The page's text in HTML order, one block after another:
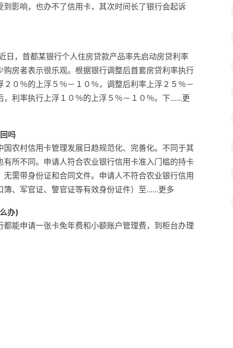
影响，也办不了信用卡，其次时间长了银行会起诉
日，首都某银行个人住房贷款产品率先启动房贷利率
房者表示很乐观。根据银行调整后首套房贷利率执行
０％的上浮５％－１０％，调整后利率上浮２５％－
利率执行上浮１０％的上浮５％－１０％。下......更
吗
农村信用卡管理发展日趋规范化、完善化。不同于其
所不同。申请人符合农业银行信用卡准入门槛的持卡
需带身份证和合同文件。申请人不符合农业银行信用
、军官证、警官证等有效身份证件）至......更多
办)
能申请一张卡免年费和小额账户管理费，到柜台办理